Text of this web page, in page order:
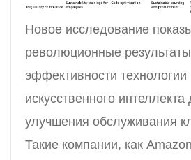
Новое исследование
революционные результаты
эффективности технологии
искусственного интеллекта
улучшения обслуживания
Такие компании, как